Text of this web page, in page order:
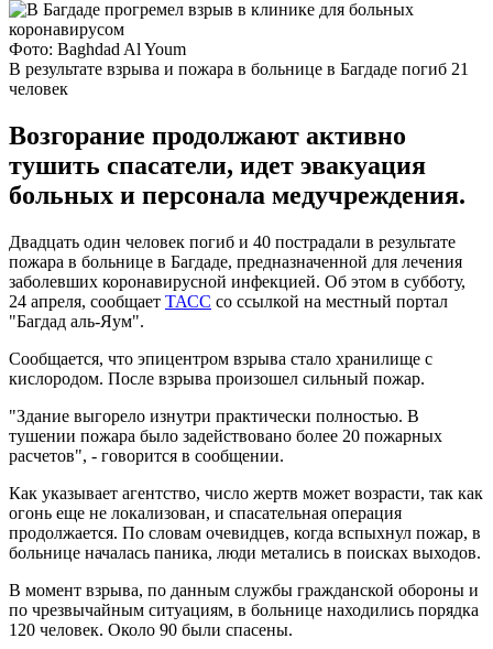
Фото: Baghdad Al Youm
В результате взрыва и пожара в больнице в Багдаде погиб 21
человек
Возгорание продолжают активно
тушить спасатели, идет эвакуация
больных и персонала медучреждения.
Двадцать один человек погиб и 40 пострадали в результате
пожара в больнице в Багдаде, предназначенной для лечения
заболевших коронавирусной инфекцией. Об этом в субботу,
24 апреля, сообщает ТАСС со ссылкой на местный портал
"Багдад аль-Яум".
Сообщается, что эпицентром взрыва стало хранилище с
кислородом. После взрыва произошел сильный пожар.
"Здание выгорело изнутри практически полностью. В
тушении пожара было задействовано более 20 пожарных
расчетов", - говорится в сообщении.
Как указывает агентство, число жертв может возрасти, так как
огонь еще не локализован, и спасательная операция
продолжается. По словам очевидцев, когда вспыхнул пожар, в
больнице началась паника, люди метались в поисках выходов.
В момент взрыва, по данным службы гражданской обороны и
по чрезвычайным ситуациям, в больнице находились порядка
120 человек. Около 90 были спасены.